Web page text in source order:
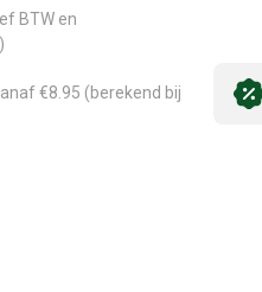
BTW en
€8.95 (berekend bij